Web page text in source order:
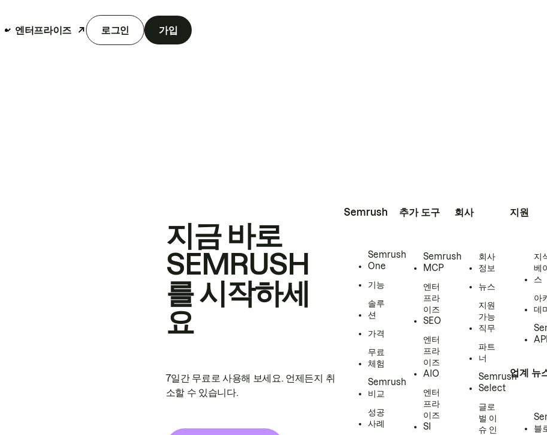
엔터프라이즈 로그인 가입
지금 바로
SEMRUSH
를 시작하세
요
7일간 무료로 사용해 보세요. 언제든지 취
소할 수 있습니다.
Semrush
Semrush
One
기능
솔루
션
가격
무료
체험
Semrush
비교
성공
사례
추가 도구
Semrush
MCP
엔터
프라
이즈
SEO
엔터
프라
이즈
AIO
엔터
프라
이즈
SI
회사
회사
정보
뉴스
지원
가능
직무
파트
너
Semrush
Select
글로
벌 이
슈 인
지원
지
베
스
아
데
업계 뉴
블